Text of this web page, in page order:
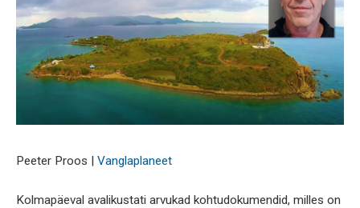
Peeter Proos | Vanglaplaneet
Kolmapäeval avalikustati arvukad kohtudokumendid, milles on